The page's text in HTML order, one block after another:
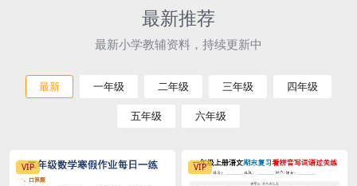
最新推荐
最新小学教辅资料，持续更新中
最新 一年级 二年级 三年级 四年级
五年级 六年级
VIP VIP